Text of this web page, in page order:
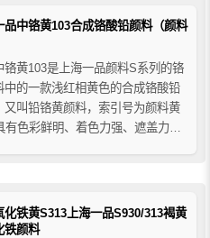
品中铬黄103合成铬酸铅颜料（颜料
铬黄103是上海一品颜料S系列的铬
中的一款浅红相黄色的合成铬酸铅
又叫铅铬黄颜料，索引号为颜料黄
有色彩鲜明、着色力强、遮盖力
化铁黄S313上海一品S930/313褐黄
铁颜料